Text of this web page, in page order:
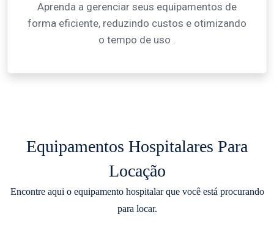
Aprenda a gerenciar seus equipamentos de
forma eficiente, reduzindo custos e otimizando
o tempo de uso .
Equipamentos Hospitalares Para
Locação
Encontre aqui o equipamento hospitalar que você está procurando
para locar.